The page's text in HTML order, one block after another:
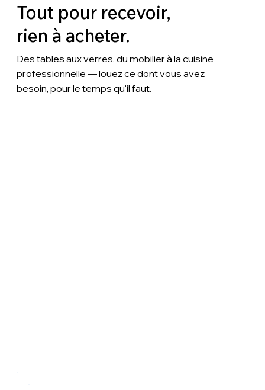
Tout pour recevoir,
rien à acheter.
Des tables aux verres, du mobilier à la cuisine
professionnelle — louez ce dont vous avez
besoin, pour le temps qu'il faut.